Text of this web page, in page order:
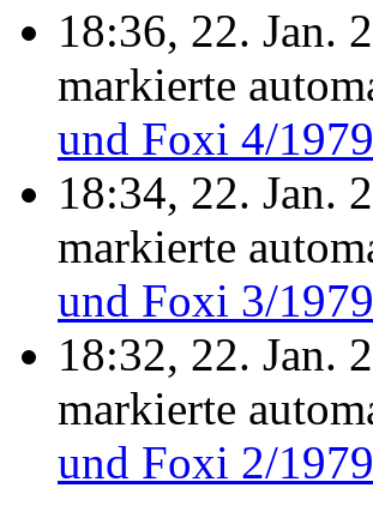
18:36, 22. Jan.
markierte
und Foxi 4/1979
18:34, 22. Jan.
markierte
und Foxi 3/1979
18:32, 22. Jan.
markierte
und Foxi 2/1979